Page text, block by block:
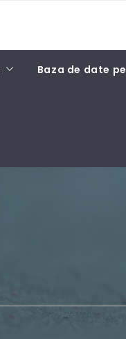
Baza de date